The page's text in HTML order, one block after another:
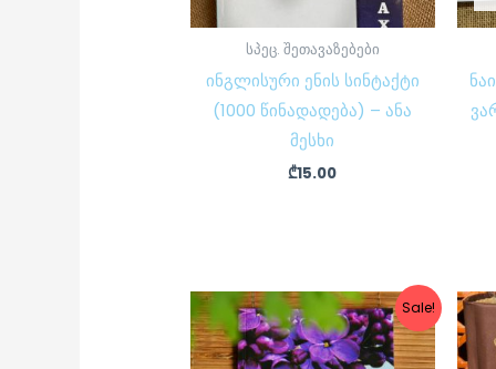
სპეც. შეთავაზებები
ინგლისური ენის სინტაქტი
(1000 წინადადება) – ანა
მესხი
₾15.00
Sale!
Original
price
was:
₾7.50.
Current
price
is:
₾6.00.